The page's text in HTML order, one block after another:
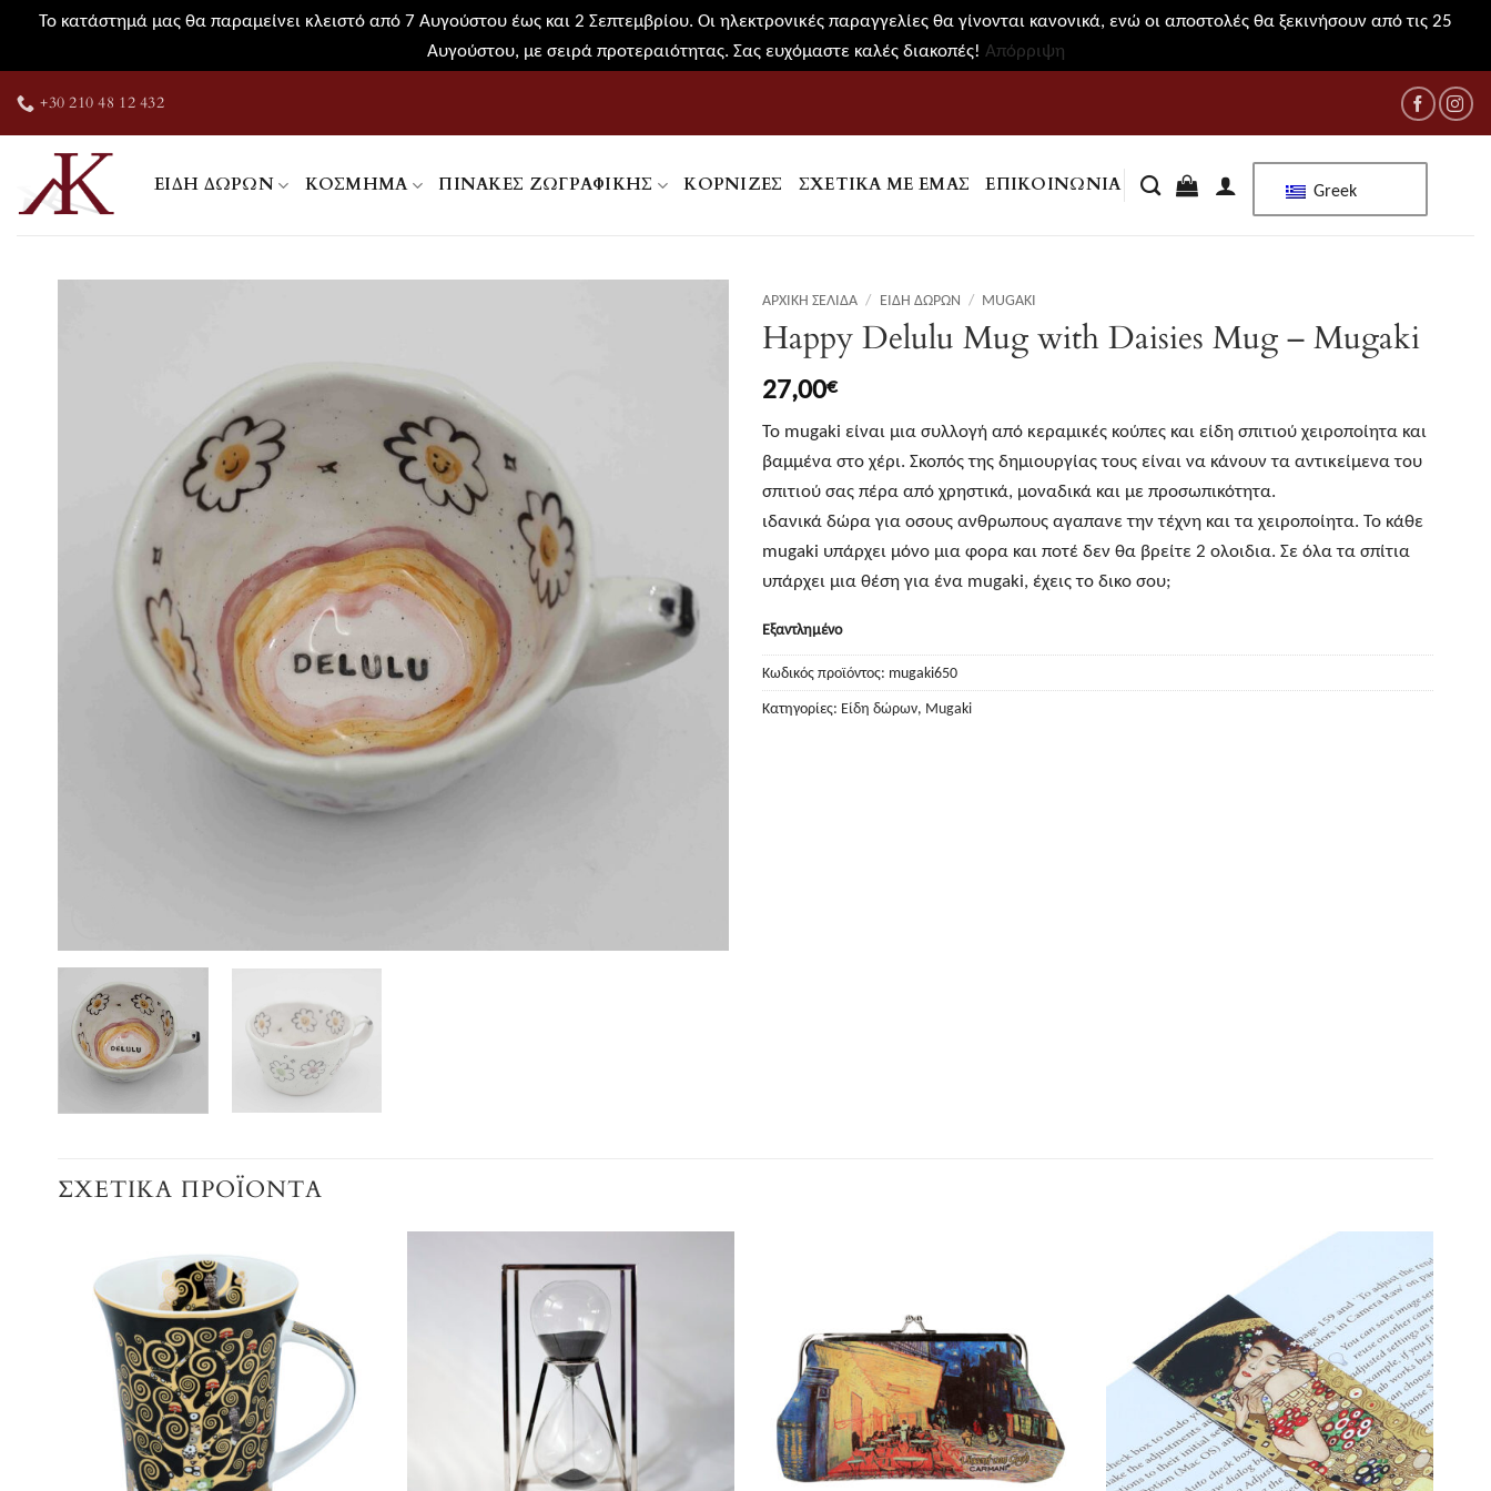
Το κατάστημά μας θα παραμείνει κλειστό από 7 Αυγούστου έως και 2 Σεπτεμβρίου. Οι ηλεκτρονικές παραγγελίες θα γίνονται κανονικά, ενώ οι αποστολές θα ξεκινήσουν από τις 25
Αυγούστου, με σειρά προτεραιότητας. Σας ευχόμαστε καλές διακοπές! Απόρριψη
στο
+30 210 48 12 432
ΕΊΔΗ ΔΏΡΩΝ ΚΌΣΜΗΜΑ ΠΊΝΑΚΕΣ ΖΩΓΡΑΦΙΚΉΣ ΚΟΡΝΊΖΕΣ ΣΧΕΤΙΚΑ ΜΕ ΕΜΑΣ ΕΠΙΚΟΙΝΩΝΊΑ Greek
ΑΡΧΙΚΉ ΣΕΛΊΔΑ / ΕΊΔΗ ΔΏΡΩΝ / MUGAKI
Happy Delulu Mug with Daisies Mug – Mugaki
27,00€
Το mugaki είναι μια συλλογή από κεραμικές κούπες και είδη σπιτιού χειροποίητα και
βαμμένα στο χέρι. Σκοπός της δημιουργίας τους είναι να κάνουν τα αντικείμενα του
σπιτιού σας πέρα από χρηστικά, μοναδικά και με προσωπικότητα.
ιδανικά δώρα για οσους ανθρωπους αγαπανε την τέχνη και τα χειροποίητα. Το κάθε
mugaki υπάρχει μόνο μια φορα και ποτέ δεν θα βρείτε 2 ολοιδια. Σε όλα τα σπίτια
υπάρχει μια θέση για ένα mugaki, έχεις το δικο σου;
Εξαντλημένο
Κωδικός προϊόντος: mugaki650
Κατηγορίες: Είδη δώρων, Mugaki
ΣΧΕΤΙΚΆ ΠΡΟΪΌΝΤΑ